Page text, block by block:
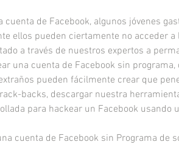
cuenta de Facebook, algunos jóvenes
ellos pueden ciertamente no acceder a
a través de nuestros expertos a
una cuenta de Facebook sin
pueden fácilmente crear que
backs, descargar nuestra
para hackear un Facebook usando
cuenta de Facebook sin Programa de